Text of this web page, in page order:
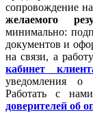
сопровождение
желаемого
минимально:
документов и
на связи, а
кабинет
уведомления о
Работать с
доверителей об